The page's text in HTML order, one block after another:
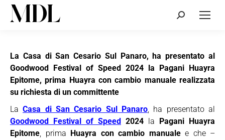
Cerca:
La Casa di San Cesario Sul Panaro, ha presentato al
Goodwood Festival of Speed 2024 la Pagani Huayra
Epitome, prima Huayra con cambio manuale realizzata
su richiesta di un committente
LaCasa di San Cesario Sul Panaro, ha presentato al
Goodwood Festival of Speed 2024 la Pagani Huayra
Epitome, prima Huayra con cambio manualee che –